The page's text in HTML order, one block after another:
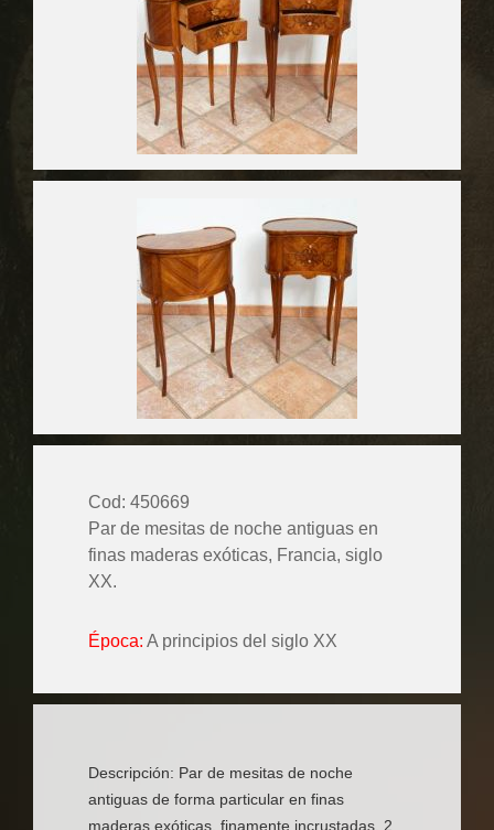
Cod: 450669
Par de mesitas de noche antiguas en
finas maderas exóticas, Francia, siglo
XX.
Época: A principios del siglo XX
Descripción: Par de mesitas de noche
antiguas de forma particular en finas
maderas exóticas, finamente incrustadas, 2